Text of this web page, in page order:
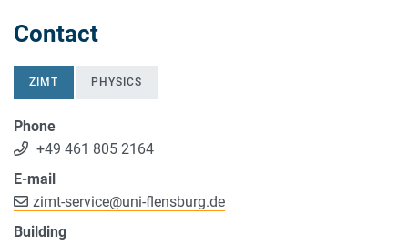
Contact
ZIMT PHYSICS
Phone
+49 461 805 2164
E-mail
zimt-service@uni-flensburg.de
Building